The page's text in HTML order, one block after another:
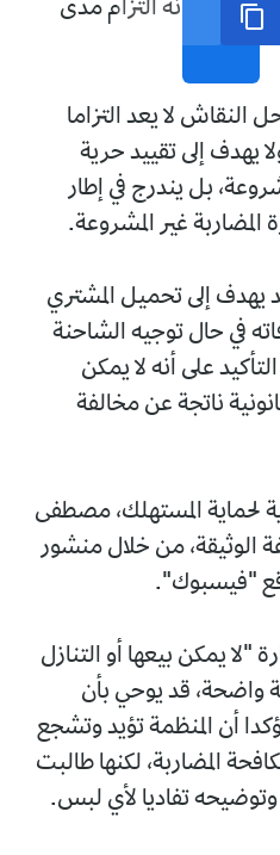
فهم على أنه التزام مدى
النقاش لا يعد التزاما
يهدف إلى تقييد حرية
بل يندرج في إطار
غير المشروعة.
يهدف إلى تحميل المشتري
في حال توجيه الشاحنة
على أنه لا يمكن
ناتجة عن مخالفة
لحماية المستهلك، مصطفى
الوثيقة، من خلال منشور
"فيسبوك".
"لا يمكن بيعها أو التنازل
واضحة، قد يوحي بأن
أن المنظمة تؤيد وتشجع
المضاربة، لكنها طالبت
وتوضيحه تفاديا لأي لبس.